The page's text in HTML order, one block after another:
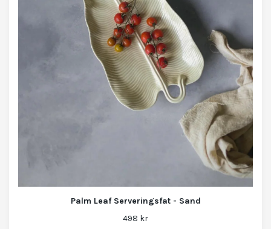
Palm Leaf Serveringsfat - Sand
498 kr